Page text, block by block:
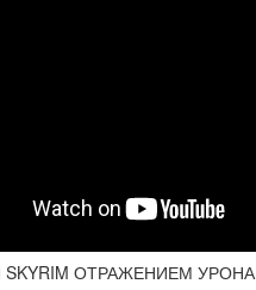
ОТРАЖЕНИЕМ УРОНА